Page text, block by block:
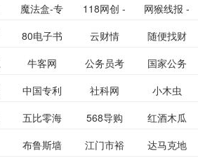
坛
资源平台 网指数查
询
更多>>
魔法盒-专
业的游戏
动画特效
118网创 -
创业项目
资源分享
网猴线报 -
一个简单
且纯粹的
更多>>
80电子书
_八零电子
书_80txt_
云财情 随便找财
经网更多>>
牛客网 公务员考
试-中公教
育网
国家公务
员局更多>>
中国专利
信息网
社科网
小木虫
更多>>
五比零海
淘网
568导购
网
红酒木瓜
靓汤官网
更多>>
布鲁斯墙 江门市裕 达马克地